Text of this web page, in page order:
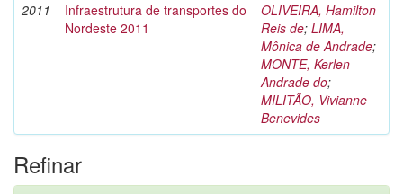
2011
Infraestrutura de transportes do
Nordeste 2011
OLIVEIRA, Hamilton
Reis de; LIMA,
Mônica de Andrade;
MONTE, Kerlen
Andrade do;
MILITÃO, Vivianne
Benevides
Refinar